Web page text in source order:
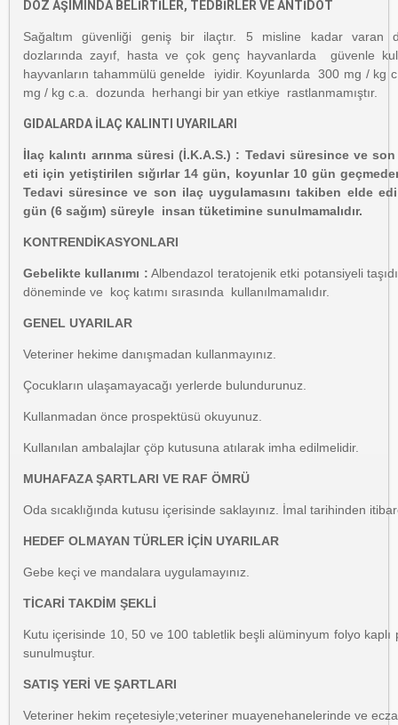
DOZ AŞIMINDA BELİRTİLER, TEDBİRLER VE ANTİDOT
Sağaltım güvenliği geniş bir ilaçtır. 5 misline kadar varan
dozlarında zayıf, hasta ve çok genç hayvanlarda güvenle
hayvanların tahammülü genelde iyidir. Koyunlarda 300 mg / kg
mg / kg c.a. dozunda herhangi bir yan etkiye rastlanmamıştır.
GIDALARDA İLAÇ KALINTI UYARILARI
İlaç kalıntı arınma süresi (İ.K.A.S.) : Tedavi süresince ve
eti için yetiştirilen sığırlar 14 gün, koyunlar 10 gün
Tedavi süresince ve son ilaç uygulamasını takiben elde
gün (6 sağım) süreyle insan tüketimine sunulmamalıdır.
KONTRENDİKASYONLARI
Gebelikte kullanımı : Albendazol teratojenik etki potansiyeli
döneminde ve koç katımı sırasında kullanılmamalıdır.
GENEL UYARILAR
Veteriner hekime danışmadan kullanmayınız.
Çocukların ulaşamayacağı yerlerde bulundurunuz.
Kullanmadan önce prospektüsü okuyunuz.
Kullanılan ambalajlar çöp kutusuna atılarak imha edilmelidir.
MUHAFAZA ŞARTLARI VE RAF ÖMRÜ
Oda sıcaklığında kutusu içerisinde saklayınız. İmal tarihinden
HEDEF OLMAYAN TÜRLER İÇİN UYARILAR
Gebe keçi ve mandalara uygulamayınız.
TİCARİ TAKDİM ŞEKLİ
Kutu içerisinde 10, 50 ve 100 tabletlik beşli alüminyum folyo kaplı
sunulmuştur.
SATIŞ YERİ VE ŞARTLARI
Veteriner hekim reçetesiyle;veteriner muayenehanelerinde ve